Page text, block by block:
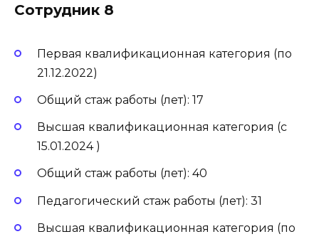
Сотрудник 8
Первая квалификационная категория (по
21.12.2022)
Общий стаж работы (лет): 17
Высшая квалификационная категория (с
15.01.2024 )
Общий стаж работы (лет): 40
Педагогический стаж работы (лет): 31
Высшая квалификационная категория (по